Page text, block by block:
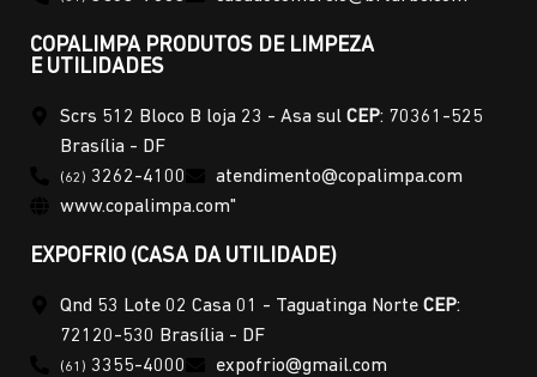
COPALIMPA PRODUTOS DE LIMPEZA
E UTILIDADES
Scrs 512 Bloco B loja 23 - Asa sul CEP: 70361-525
Brasília - DF
(62) 3262-4100
atendimento@copalimpa.com
www.copalimpa.com"
EXPOFRIO (CASA DA UTILIDADE)
Qnd 53 Lote 02 Casa 01 - Taguatinga Norte CEP:
72120-530 Brasília - DF
(61) 3355-4000 expofrio@gmail.com